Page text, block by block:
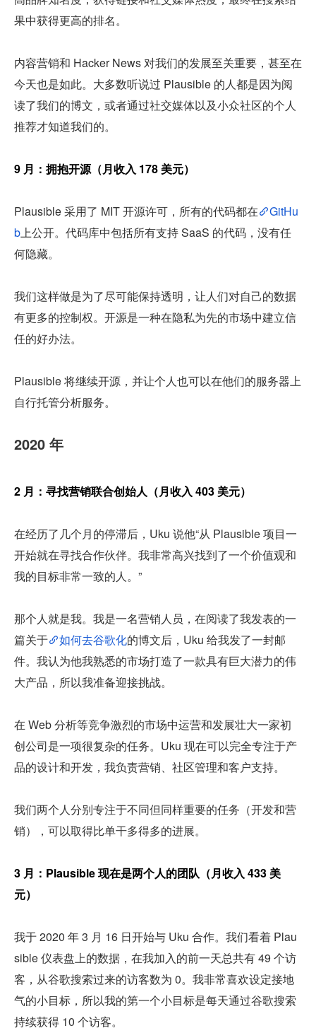
果中获得更高的排名。
内容营销和 Hacker News 对我们的发展至关重要，甚至在
今天也是如此。大多数听说过 Plausible 的人都是因为阅
读了我们的博文，或者通过社交媒体以及小众社区的个人
推荐才知道我们的。
9 月：拥抱开源（月收入 178 美元）
Plausible 采用了 MIT 开源许可，所有的代码都在
GitHu
b上公开。代码库中包括所有支持 SaaS 的代码，没有任
何隐藏。
我们这样做是为了尽可能保持透明，让人们对自己的数据
有更多的控制权。开源是一种在隐私为先的市场中建立信
任的好办法。
Plausible 将继续开源，并让个人也可以在他们的服务器上
自行托管分析服务。
2020 年
2 月：寻找营销联合创始人（月收入 403 美元）
在经历了几个月的停滞后，Uku 说他“从 Plausible 项目一
开始就在寻找合作伙伴。我非常高兴找到了一个价值观和
我的目标非常一致的人。”
那个人就是我。我是一名营销人员，在阅读了我发表的一
篇关于
如何去谷歌化的博文后，Uku 给我发了一封邮
件。我认为他我熟悉的市场打造了一款具有巨大潜力的伟
大产品，所以我准备迎接挑战。
在 Web 分析等竞争激烈的市场中运营和发展壮大一家初
创公司是一项很复杂的任务。Uku 现在可以完全专注于产
品的设计和开发，我负责营销、社区管理和客户支持。
我们两个人分别专注于不同但同样重要的任务（开发和营
销），可以取得比单干多得多的进展。
3 月：Plausible 现在是两个人的团队（月收入 433 美
元）
我于 2020 年 3 月 16 日开始与 Uku 合作。我们看着 Plau
sible 仪表盘上的数据，在我加入的前一天总共有 49 个访
客，从谷歌搜索过来的访客数为 0。我非常喜欢设定接地
气的小目标，所以我的第一个小目标是每天通过谷歌搜索
持续获得 10 个访客。